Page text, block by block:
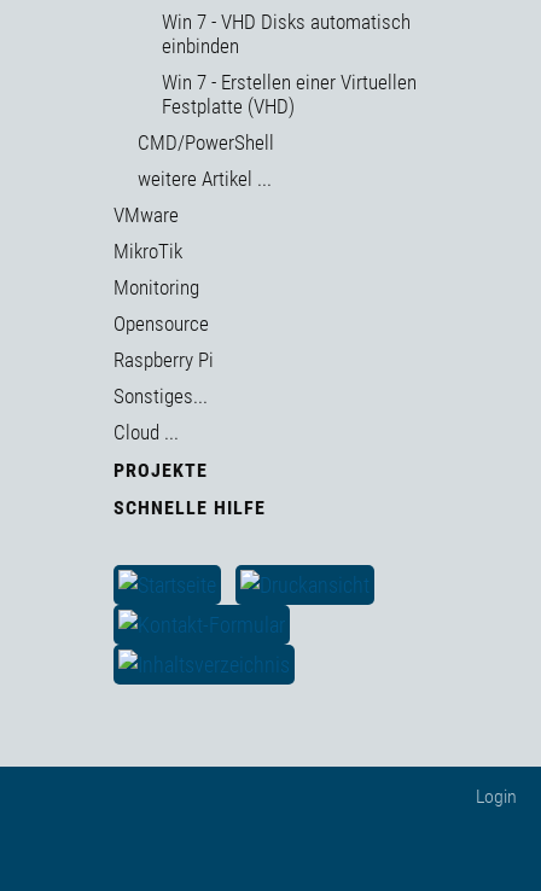
Win 7 - VHD Disks automatisch
einbinden
Win 7 - Erstellen einer Virtuellen
Festplatte (VHD)
CMD/PowerShell
weitere Artikel ...
VMware
MikroTik
Monitoring
Opensource
Raspberry Pi
Sonstiges...
Cloud ...
PROJEKTE
SCHNELLE HILFE
Login